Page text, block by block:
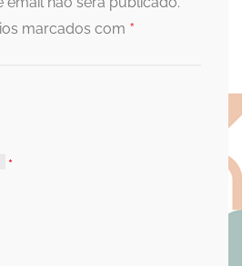
marcados com *